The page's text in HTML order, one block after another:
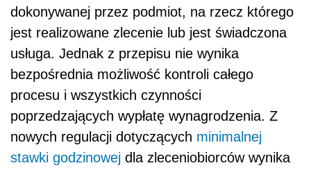
dokonywanej przez podmiot, na rzecz którego
jest realizowane zlecenie lub jest świadczona
usługa. Jednak z przepisu nie wynika
bezpośrednia możliwość kontroli całego
procesu i wszystkich czynności
poprzedzających wypłatę wynagrodzenia. Z
nowych regulacji dotyczących minimalnej
stawki godzinowej dla zleceniobiorców wynika